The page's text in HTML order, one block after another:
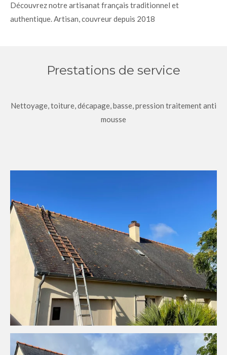
Découvrez notre artisanat français traditionnel et
authentique. Artisan, couvreur depuis 2018
Prestations de service
Nettoyage, toiture, décapage, basse, pression traitement anti
mousse